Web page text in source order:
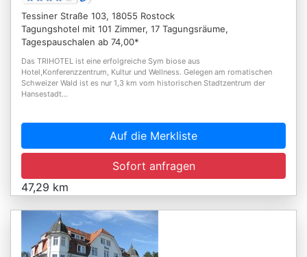
Tessiner Straße 103, 18055 Rostock
Tagungshotel mit 101 Zimmer, 17 Tagungsräume,
Tagespauschalen ab 74,00*
Das TRIHOTEL ist eine erfolgreiche Sym biose aus
Hotel,Konferenzzentrum, Kultur und Wellness. Gelegen am romatischen
Schweizer Wald ist es nur 1,3 km vom historischen Stadtzentrum der
Hansestadt...
Auf die Merkliste
Sofort anfragen
47,29 km